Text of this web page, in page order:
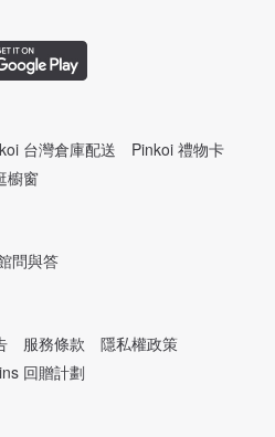
台灣倉庫配送
Pinkoi 禮物卡
櫥窗
問與答
服務條款
隱私權政策
回贈計劃